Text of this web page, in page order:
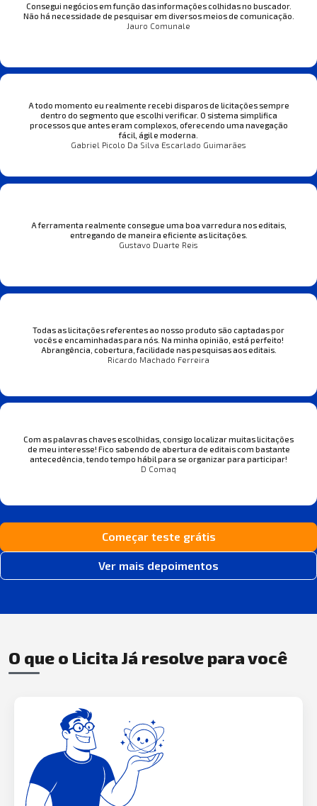
Consegui negócios em função das informações colhidas no buscador.
Não há necessidade de pesquisar em diversos meios de comunicação.
Jauro Comunale
A todo momento eu realmente recebi disparos de licitações sempre
dentro do segmento que escolhi verificar. O sistema simplifica
processos que antes eram complexos, oferecendo uma navegação
fácil, ágil e moderna.
Gabriel Picolo Da Silva Escarlado Guimarães
A ferramenta realmente consegue uma boa varredura nos editais,
entregando de maneira eficiente as licitações.
Gustavo Duarte Reis
Todas as licitações referentes ao nosso produto são captadas por
vocês e encaminhadas para nós. Na minha opinião, está perfeito!
Abrangência, cobertura, facilidade nas pesquisas aos editais.
Ricardo Machado Ferreira
Com as palavras chaves escolhidas, consigo localizar muitas licitações
de meu interesse! Fico sabendo de abertura de editais com bastante
antecedência, tendo tempo hábil para se organizar para participar!
D Comaq
Começar teste grátis
Ver mais depoimentos
O que o Licita Já resolve para você